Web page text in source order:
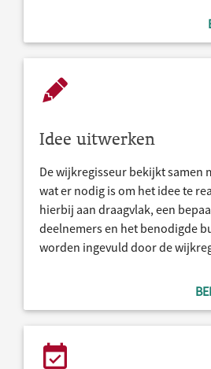
Idee uitwerken
De wijkregisseur bekijkt samen
wat er nodig is om het idee te
hierbij aan draagvlak, een
deelnemers en het benodigde
worden ingevuld door de